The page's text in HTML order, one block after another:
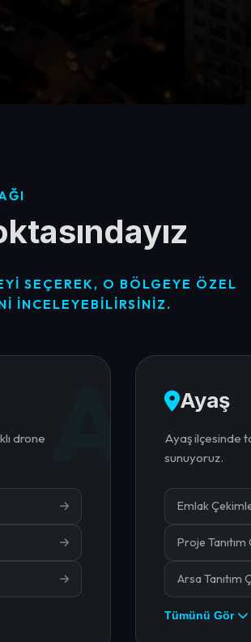
SEÇEREK, O BÖLGEYE ÖZEL
INCELEYEBILIRSINIZ.
drone
Ayaş
Ayaş ilçesinde
sunuyoruz.
Emlak
Proje
Arsa Tanıtım
Tümünü Gör